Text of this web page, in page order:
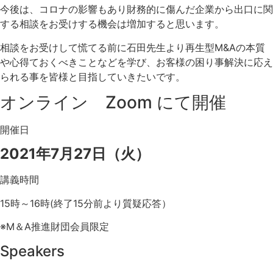
今後は、コロナの影響もあり財務的に傷んだ企業から出口に関
する相談をお受けする機会は増加すると思います。
相談をお受けして慌てる前に石田先生より再生型M&Aの本質
や心得ておくべきことなどを学び、お客様の困り事解決に応え
られる事を皆様と目指していきたいです。
オンライン Zoom にて開催
開催日
2021年7月27日（火）
講義時間
15時～16時(終了15分前より質疑応答）
※M＆A推進財団会員限定
Speakers